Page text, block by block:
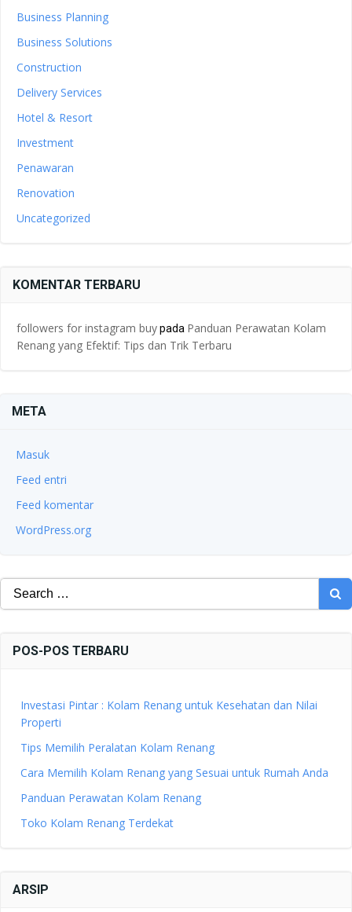
Business Planning
Business Solutions
Construction
Delivery Services
Hotel & Resort
Investment
Penawaran
Renovation
Uncategorized
KOMENTAR TERBARU
followers for instagram buypada Panduan Perawatan Kolam
Renang yang Efektif: Tips dan Trik Terbaru
META
Masuk
Feed entri
Feed komentar
WordPress.org
Search
for:
POS-POS TERBARU
Investasi Pintar : Kolam Renang untuk Kesehatan dan Nilai
Properti
Tips Memilih Peralatan Kolam Renang
Cara Memilih Kolam Renang yang Sesuai untuk Rumah Anda
Panduan Perawatan Kolam Renang
Toko Kolam Renang Terdekat
ARSIP